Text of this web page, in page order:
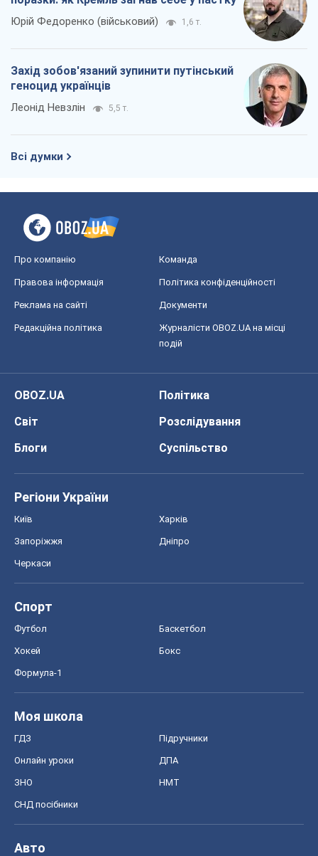
Юрій Федоренко (військовий) 1,6 т.
Захід зобов'язаний зупинити путінський
геноцид українців
Леонід Невзлін 5,5 т.
Всі думки
Про компанію Команда
Правова інформація Політика конфіденційності
Реклама на сайті Документи
Редакційна політика
Журналісти OBOZ.UA на місці
подій
OBOZ.UA
Політика
Світ
Розслідування
Блоги
Суспільство
Регіони України
Київ Харків
Запоріжжя Дніпро
Черкаси
Спорт
Футбол Баскетбол
Хокей Бокс
Формула-1
Моя школа
ГДЗ Підручники
Онлайн уроки ДПА
ЗНО НМТ
СНД посібники
Авто